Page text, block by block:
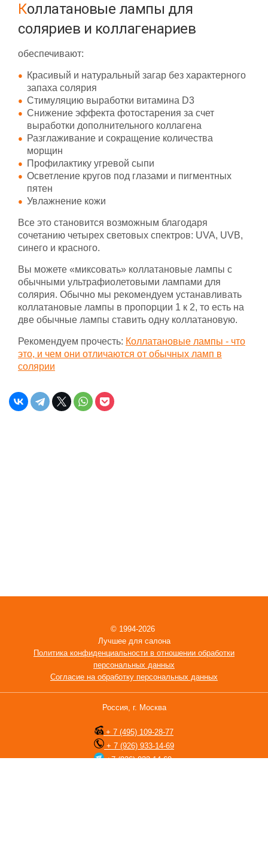
Коллатановые лампы для
соляриев и коллагенариев
обеспечивают:
Красивый и натуральный загар без характерного
запаха солярия
Стимуляцию выработки витамина D3
Снижение эффекта фотостарения за счет
выработки дополнительного коллагена
Разглаживание и сокращение количества
морщин
Профилактику угревой сыпи
Осветление кругов под глазами и пигментных
пятен
Увлажнение кожи
Все это становится возможным благодаря
сочетанию четырех световых спектров: UVA, UVB,
синего и красного.
Вы можете «миксовать» коллатановые лампы с
обычными ультрафиолетовыми лампами для
солярия. Обычно мы рекомендуем устанавливать
коллатановые лампы в пропорции 1 к 2, то есть на
две обычные лампы ставить одну коллатановую.
Рекомендуем прочесть: Коллатановые лампы - что
это, и чем они отличаются от обычных ламп в
солярии
© 1994-2026
Лучшее для салона
Политика конфиденциальности в отношении обработки
персональных данных
Согласие на обработку персональных данных
Россия, г. Москва
+ 7 (495) 109-28-77
+ 7 (926) 933-14-69
+7 (926) 933-14-69